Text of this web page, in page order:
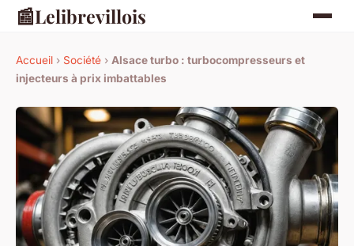
📰Lelibrevillois
Accueil › Société › Alsace turbo : turbocompresseurs et
injecteurs à prix imbattables